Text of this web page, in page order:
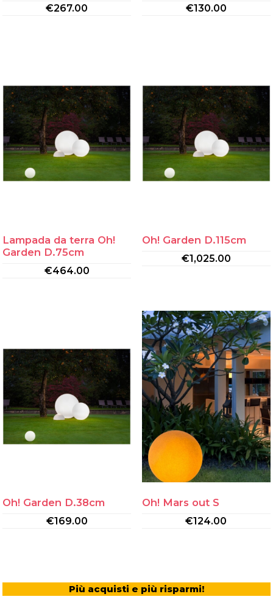
€267.00 €130.00
Lampada da terra Oh!
Garden D.75cm
€464.00
Oh! Garden D.115cm
€1,025.00
Oh! Garden D.38cm
€169.00
Oh! Mars out S
€124.00
Più acquisti e più risparmi!